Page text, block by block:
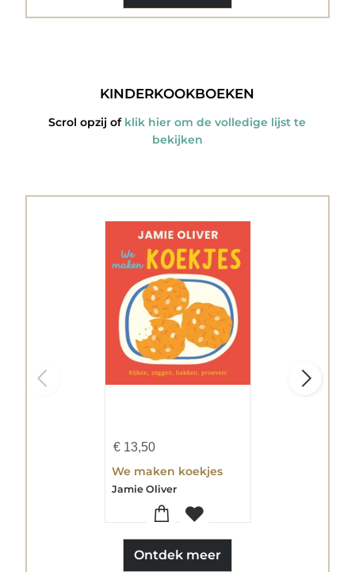
KINDERKOOKBOEKEN
Scrol opzij of klik hier om de volledige lijst te
bekijken
€13,50
We maken koekjes
Jamie Oliver
Ontdek meer